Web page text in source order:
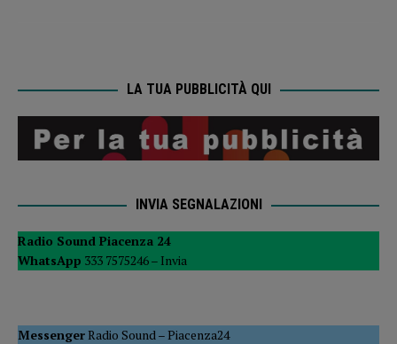
LA TUA PUBBLICITÀ QUI
INVIA SEGNALAZIONI
Radio Sound Piacenza 24
WhatsApp 333 7575246 – Invia
MessengerRadio Sound–Piacenza24